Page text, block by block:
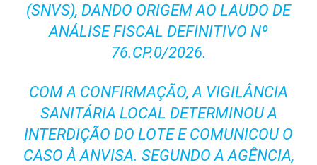
(SNVS), DANDO ORIGEM AO LAUDO DE
ANÁLISE FISCAL DEFINITIVO Nº
76.CP.0/2026.
COM A CONFIRMAÇÃO, A VIGILÂNCIA
SANITÁRIA LOCAL DETERMINOU A
INTERDIÇÃO DO LOTE E COMUNICOU O
CASO À ANVISA. SEGUNDO A AGÊNCIA,